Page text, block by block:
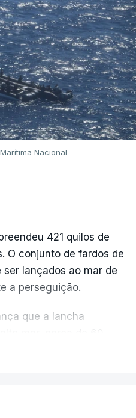
Nacional
421 quilos de
O conjunto de fardos de
lançados ao mar de
a perseguição.
que a lancha
de prevenção